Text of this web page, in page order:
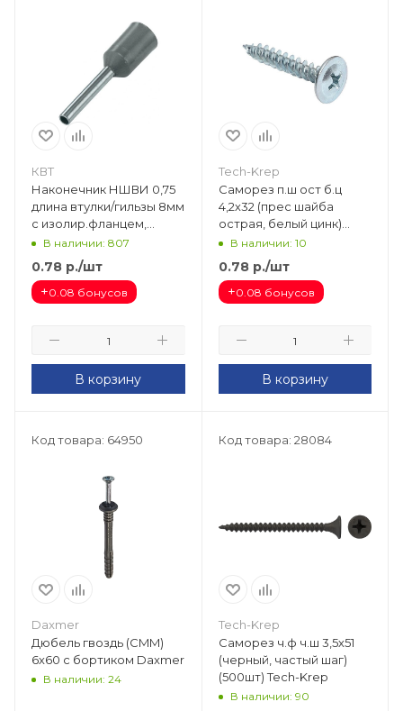
КВТ
Наконечник НШВИ 0,75
длина втулки/гильзы 8мм
с изолир.фланцем,
серый (100 шт) КВТ 79436
В наличии: 807
0.78 р./шт
+0.08 бонусов
В корзину
Tech-Krep
Саморез п.ш ост б.ц
4,2х32 (прес шайба
острая, белый цинк)
(500шт) Tech-Krep
В наличии: 10
0.78р./шт
+0.08 бонусов
В корзину
Код товара: 64950
Daxmer
Дюбель гвоздь (CMM)
6х60 с бортиком Daxmer
В наличии: 24
Код товара: 28084
Tech-Krep
Саморез ч.ф ч.ш 3,5х51
(черный, частый шаг)
(500шт) Tech-Krep
В наличии: 90